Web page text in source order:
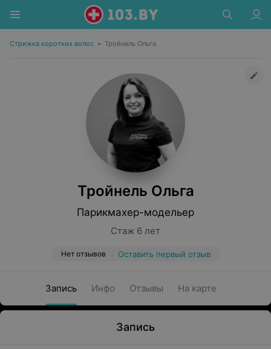
Стрижка коротких волос • Тройнель Ольга
Тройнель Ольга
Парикмахер-модельер
Стаж 6 лет
Нет отзывов Оставить первый отзыв
Запись Инфо Отзывы На карте
Запись